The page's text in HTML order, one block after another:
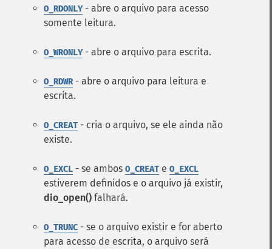
O_RDONLY- abre o arquivo para acesso
somente leitura.
O_WRONLY- abre o arquivo para escrita.
O_RDWR- abre o arquivo para leitura e
escrita.
O_CREAT - cria o arquivo, se ele ainda não
existe.
O_EXCL - se ambos O_CREAT e O_EXCL
estiverem definidos e o arquivo já existir,
dio_open() falhará.
O_TRUNC - se o arquivo existir e for aberto
para acesso de escrita, o arquivo será